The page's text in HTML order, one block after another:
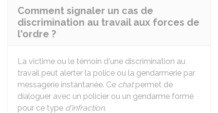
Comment signaler un cas de
discrimination au travail aux forces de
l'ordre ?
La victime ou le témoin d'une discrimination au
travail peut alerter la police ou la gendarmerie par
messagerie instantanée. Ce chatpermet de
dialoguer avec un policier ou un gendarme formé
pour ce type d'infraction.